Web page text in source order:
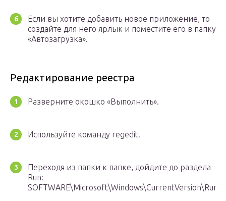
Если вы хотите добавить новое приложение, то
создайте для него ярлык и поместите его в папку
«Автозагрузка».
Редактирование реестра
Разверните окошко «Выполнить».
Используйте команду regedit.
Переходя из папки к папке, дойдите до раздела
Run:
SOFTWARE\Microsoft\Windows\CurrentVersion\Run.